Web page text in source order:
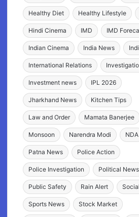
Healthy Diet Healthy Lifestyle
Hindi Cinema IMD IMD
Indian Cinema India News
International Relations
Investment news IPL 2026
Jharkhand News Kitchen Tips
Law and Order Mamata Banerjee
Monsoon Narendra Modi NDA
Patna News Police Action
Police Investigation Political News
Public Safety Rain Alert
Sports News Stock Market